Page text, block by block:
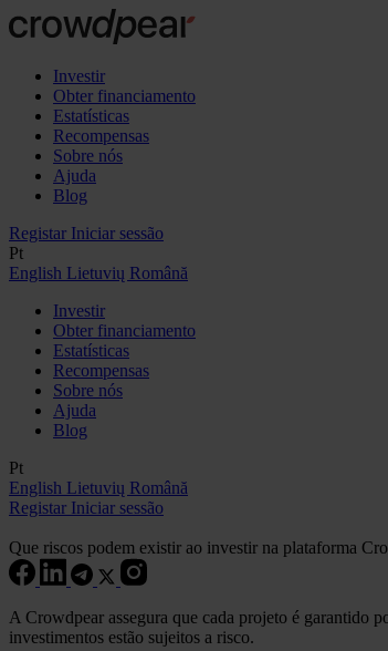
Investir
Obter financiamento
Estatísticas
Recompensas
Sobre nós
Ajuda
Blog
Registar Iniciar sessão
Pt
English Lietuvių Română
Investir
Obter financiamento
Estatísticas
Recompensas
Sobre nós
Ajuda
Blog
Pt
English Lietuvių Română
Registar Iniciar sessão
Que riscos podem existir ao investir na plataforma
A Crowdpear assegura que cada projeto é garantido
investimentos estão sujeitos a risco.